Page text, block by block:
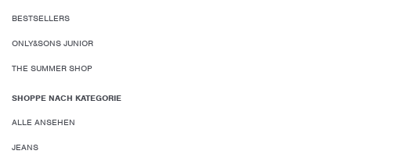
BESTSELLERS
ONLY&SONS JUNIOR
THE SUMMER SHOP
SHOPPE NACH KATEGORIE
ALLE ANSEHEN
JEANS